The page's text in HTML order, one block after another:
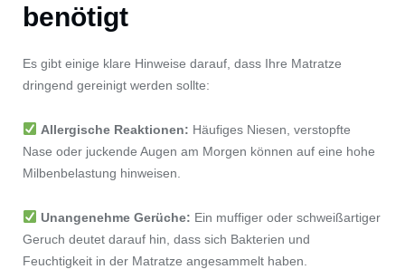
benötigt
Es gibt einige klare Hinweise darauf, dass Ihre Matratze
dringend gereinigt werden sollte:
Allergische Reaktionen: Häufiges Niesen, verstopfte
Nase oder juckende Augen am Morgen können auf eine hohe
Milbenbelastung hinweisen.
Unangenehme Gerüche: Ein muffiger oder schweißartiger
Geruch deutet darauf hin, dass sich Bakterien und
Feuchtigkeit in der Matratze angesammelt haben.